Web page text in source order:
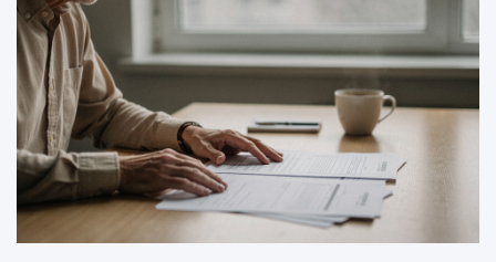
t
a
ć
?
a
c
o
z
w
r
c
ć
u
w